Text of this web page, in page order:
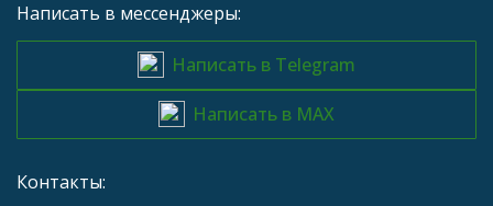
Написать в мессенджеры:
Написать в Telegram
Написать в MAX
Контакты: